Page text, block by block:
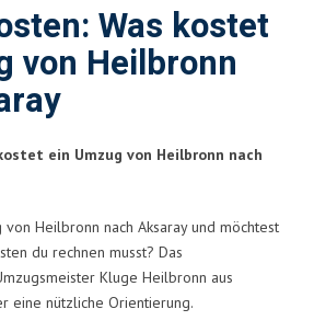
Was kostet
von Heilbronn
ein Umzug von Heilbronn nach
Heilbronn nach Aksaray und möchtest
du rechnen musst? Das
Kluge Heilbronn aus
eine nützliche Orientierung.